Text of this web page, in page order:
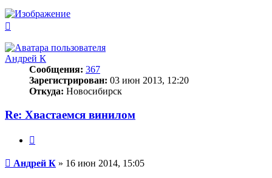
началу
Андрей К
Сообщения: 367
Зарегистрирован: 03 июн 2013, 12:20
Откуда: Новосибирск
Re: Хвастаемся винилом
Сообщение
Андрей К » 16 июн 2014, 15:05